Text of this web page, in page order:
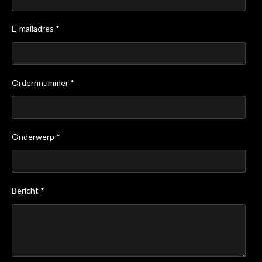
E-mailadres *
Ordernnummer *
Onderwerp *
Bericht *